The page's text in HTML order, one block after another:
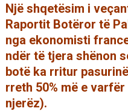
Një shqetësim i
Raportit Botëror të
nga ekonomisti
ndër të tjera shënon
botë ka rritur
rreth 50% më e
njerëz).